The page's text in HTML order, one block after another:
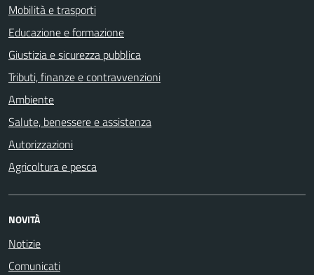
Mobilità e trasporti
Educazione e formazione
Giustizia e sicurezza pubblica
Tributi, finanze e contravvenzioni
Ambiente
Salute, benessere e assistenza
Autorizzazioni
Agricoltura e pesca
NOVITÀ
Notizie
Comunicati